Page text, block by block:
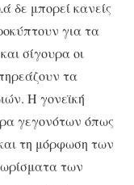
δε μπορεί κανείς
για τα
σίγουρα οι
τα
Η γονεϊκή
γεγονότων όπως
τη μόρφωση των
των